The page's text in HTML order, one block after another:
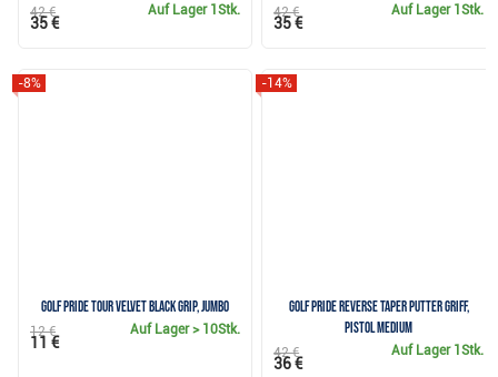
Auf Lager 1Stk.
42 €
35 €
Auf Lager 1Stk.
42 €
35 €
Golf Pride Tour Velvet Black Grip, JUMBO
-8%
Auf Lager> 10Stk.
12 €
11 €
Golf Pride Reverse Taper Putter Griff,
Pistol Medium
-14%
Auf Lager 1Stk.
42 €
36 €